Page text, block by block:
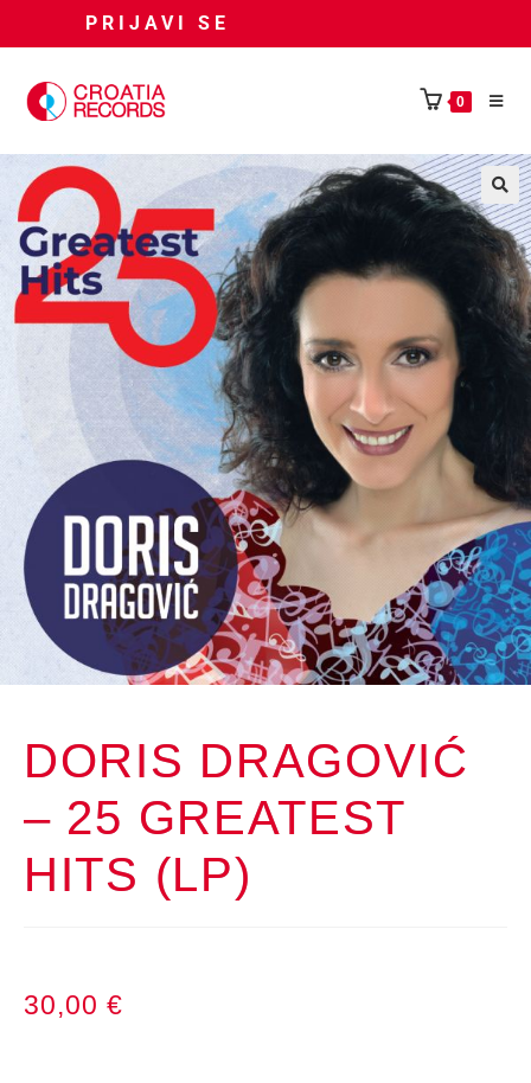
PRIJAVI SE
0
DORIS DRAGOVIĆ
– 25 GREATEST
HITS (LP)
30,00 €